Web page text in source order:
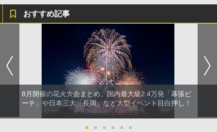
おすすめ記事
8月開催の花火大会まとめ。国内最大級2.4万発「幕張ビ
ーチ」や日本三大「長岡」など大型イベント目白押し！
● ● ● ● ● ●